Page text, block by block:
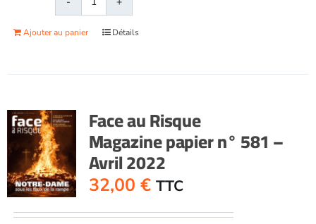
quantité
de
Face
580
-
Mars
2022
Ajouter au panier Détails
Face au Risque
Magazine papier n° 581 –
Avril 2022
32,00 € TTC